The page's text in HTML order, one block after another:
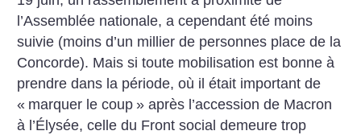
l’Assemblée nationale, a cependant été moins
suivie (moins d’un millier de personnes place de la
Concorde). Mais si toute mobilisation est bonne à
prendre dans la période, où il était important de
« marquer le coup » après l’accession de Macron
à l’Élysée, celle du Front social demeure trop